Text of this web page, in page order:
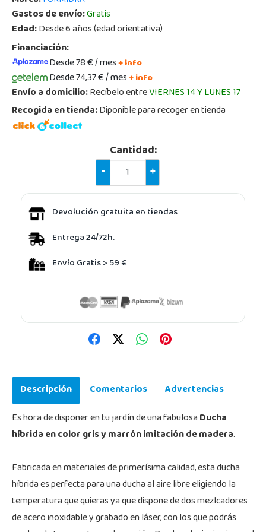
Gastos de envío:Gratis
Edad:Desde 6 años (edad orientativa)
Financiación:
Desde 78 € / mes+ info
Desde 74,37 € / mes+ info
Envío a domicilio:Recíbelo entreVIERNES 14 Y LUNES 17
Recogida en tienda:Diponible para recoger en tienda
Cantidad:
-
+
Devolución gratuita en tiendas
Entrega 24/72h.
Envío Gratis > 59 €
Descripción Comentarios
Advertencias
Es hora de disponer en tu jardín de una fabulosaDucha
híbrida en color gris y marrón imitación de madera.
Fabricada en materiales de primerísima calidad, esta ducha
híbrida es perfecta para una ducha al aire libre eligiendo la
temperatura que quieras ya que dispone de dos mezlcadores
de acero inoxidable y grabado en láser, con los que podrás